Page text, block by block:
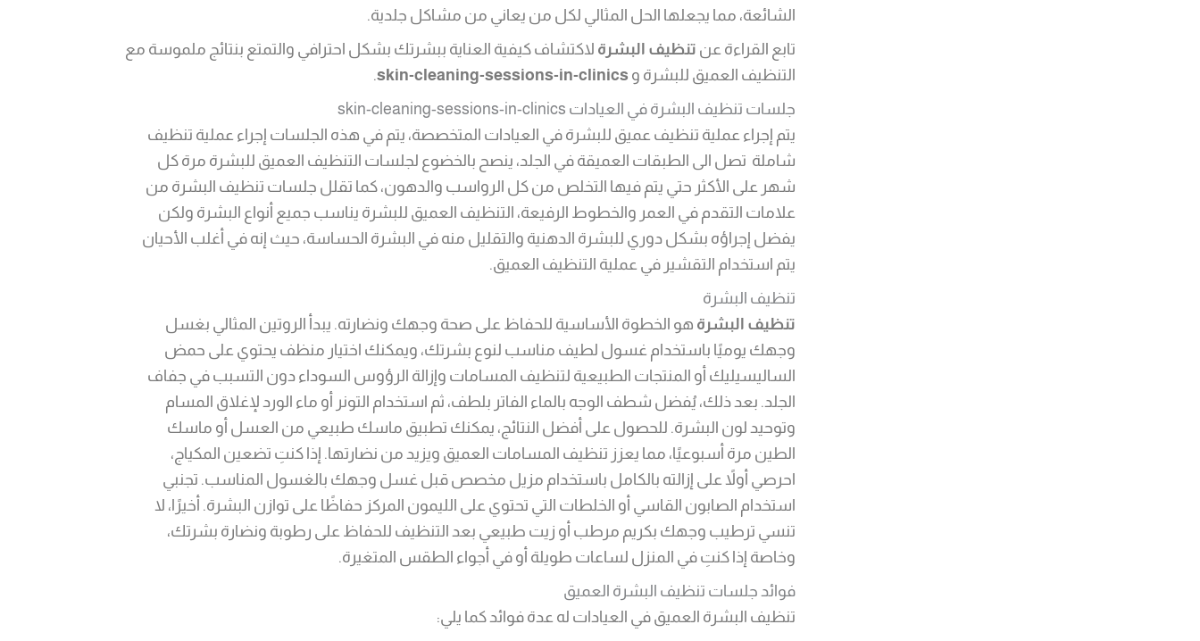
الشائعة، مما يجعلها الحل المثالي لكل من يعاني من مشاكل جلدية.
تابع القراءة عن تنظيف البشرة لاكتشاف كيفية العناية ببشرتك بشكل احترافي والتمتع بنتائج ملموسة مع
التنظيف العميق للبشرة و skin-cleaning-sessions-in-clinics
.
جلسات تنظيف البشرة في العيادات skin-cleaning-sessions-in-clinics
يتم إجراء عملية تنظيف عميق للبشرة في العيادات المتخصصة، يتم في هذه الجلسات إجراء عملية تنظيف
شاملة تصل الى الطبقات العميقة في الجلد، ينصح بالخضوع لجلسات التنظيف العميق للبشرة مرة كل
شهر على الأكثر حتي يتم فيها التخلص من كل الرواسب والدهون، كما تقلل جلسات تنظيف البشرة من
علامات التقدم في العمر والخطوط الرفيعة، التنظيف العميق للبشرة يناسب جميع أنواع البشرة ولكن
يفضل إجراؤه بشكل دوري للبشرة الدهنية والتقليل منه في البشرة الحساسة، حيث إنه في أغلب الأحيان
يتم استخدام التقشير في عملية التنظيف العميق.
تنظيف البشرة
تنظيف البشرة هو الخطوة الأساسية للحفاظ على صحة وجهك ونضارته. يبدأ الروتين المثالي بغسل
وجهك يوميًا باستخدام غسول لطيف مناسب لنوع بشرتك، ويمكنك اختيار منظف يحتوي على حمض
الساليسيليك أو المنتجات الطبيعية لتنظيف المسامات وإزالة الرؤوس السوداء دون التسبب في جفاف
الجلد. بعد ذلك، يُفضل شطف الوجه بالماء الفاتر بلطف، ثم استخدام التونر أو ماء الورد لإغلاق المسام
وتوحيد لون البشرة. للحصول على أفضل النتائج، يمكنك تطبيق ماسك طبيعي من العسل أو ماسك
الطين مرة أسبوعيًا، مما يعزز تنظيف المسامات العميق ويزيد من نضارتها. إذا كنتِ تضعين المكياج،
احرصي أولاً على إزالته بالكامل باستخدام مزيل مخصص قبل غسل وجهك بالغسول المناسب. تجنبي
استخدام الصابون القاسي أو الخلطات التي تحتوي على الليمون المركز حفاظًا على توازن البشرة. أخيرًا، لا
تنسي ترطيب وجهك بكريم مرطب أو زيت طبيعي بعد التنظيف للحفاظ على رطوبة ونضارة بشرتك،
وخاصة إذا كنتِ في المنزل لساعات طويلة أو في أجواء الطقس المتغيرة.
فوائد جلسات تنظيف البشرة العميق
تنظيف البشرة العميق في العيادات له عدة فوائد كما يلي: